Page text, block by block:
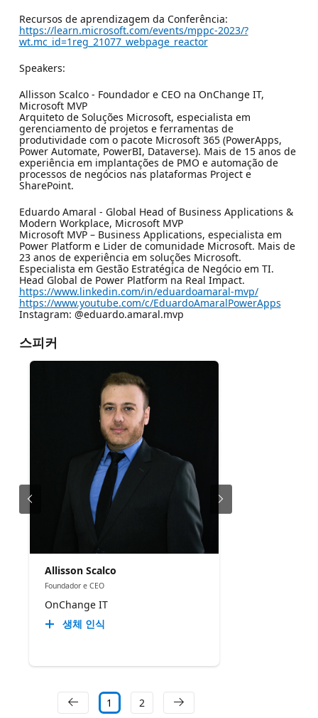
Recursos de aprendizagem da Conferência:
https://learn.microsoft.com/events/mppc-2023/?
wt.mc_id=1reg_21077_webpage_reactor
Speakers:
Allisson Scalco - Foundador e CEO na OnChange IT,
Microsoft MVP
Arquiteto de Soluções Microsoft, especialista em
gerenciamento de projetos e ferramentas de
produtividade com o pacote Microsoft 365 (PowerApps,
Power Automate, PowerBI, Dataverse). Mais de 15 anos de
experiência em implantações de PMO e automação de
processos de negócios nas plataformas Project e
SharePoint.
Eduardo Amaral - Global Head of Business Applications &
Modern Workplace, Microsoft MVP
Microsoft MVP – Business Applications, especialista em
Power Platform e Lider de comunidade Microsoft. Mais de
23 anos de experiência em soluções Microsoft.
Especialista em Gestão Estratégica de Negócio em TI.
Head Global de Power Platform na Real Impact.
https://www.linkedin.com/in/eduardoamaral-mvp/
https://www.youtube.com/c/EduardoAmaralPowerApps
Instagram: @eduardo.amaral.mvp
스피커
Allisson Scalco
Foundador e CEO
OnChange IT
생체 인식
1 2